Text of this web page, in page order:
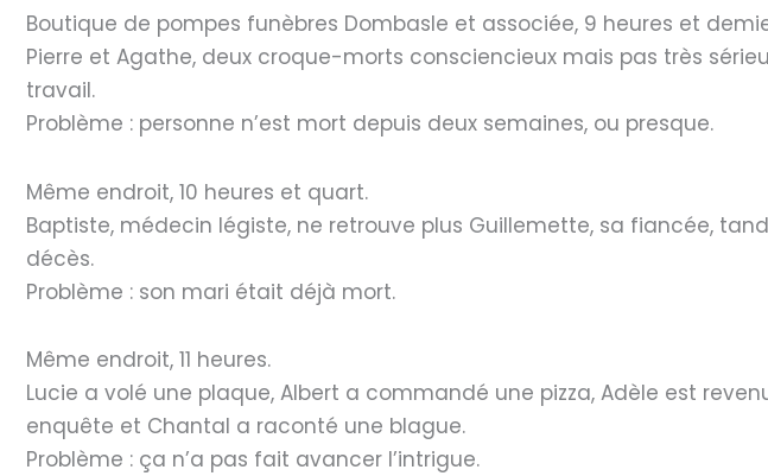
Boutique de pompes funèbres Dombasle et associée, 9 heures et
Pierre et Agathe, deux croque-morts consciencieux mais pas très
travail.
Problème : personne n’est mort depuis deux semaines, ou presque.
Même endroit, 10 heures et quart.
Baptiste, médecin légiste, ne retrouve plus Guillemette, sa fiancée,
décès.
Problème : son mari était déjà mort.
Même endroit, 11 heures.
Lucie a volé une plaque, Albert a commandé une pizza, Adèle est
enquête et Chantal a raconté une blague.
Problème : ça n’a pas fait avancer l’intrigue.